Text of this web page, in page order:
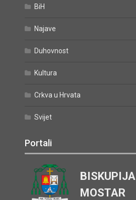
BiH
Najave
Duhovnost
Kultura
Crkva u Hrvata
Svijet
Portali
BISKUPIJA
MOSTAR